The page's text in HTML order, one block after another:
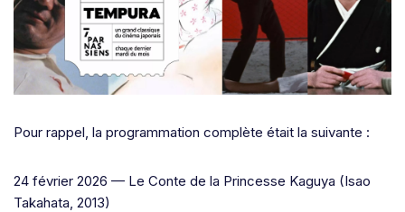
Pour rappel, la programmation complète était la suivante :
24 février 2026 — Le Conte de la Princesse Kaguya (Isao
Takahata, 2013)